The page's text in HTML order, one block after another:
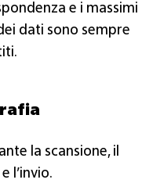
e i massimi
dati sono sempre
la scansione, il
l’invio.